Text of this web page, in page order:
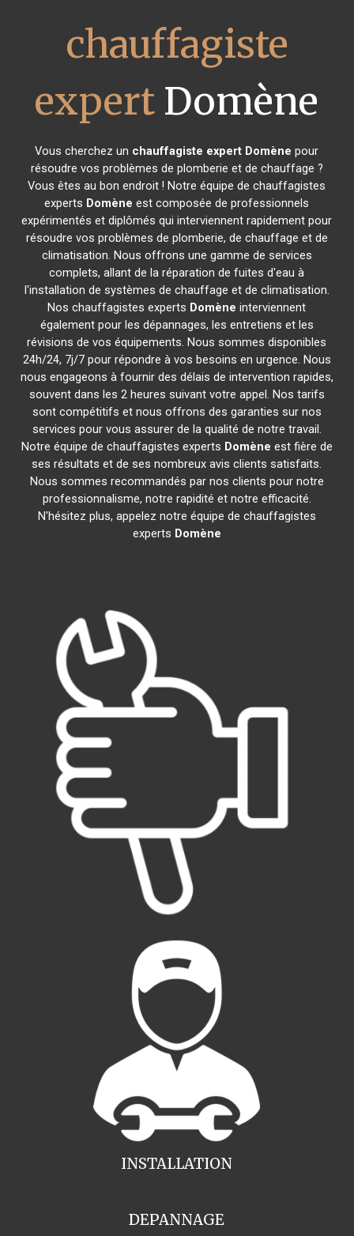
chauffagiste
expert Domène
Vous cherchez un chauffagiste expert Domène pour
résoudre vos problèmes de plomberie et de chauffage ?
Vous êtes au bon endroit ! Notre équipe de chauffagistes
experts Domène est composée de professionnels
expérimentés et diplômés qui interviennent rapidement pour
résoudre vos problèmes de plomberie, de chauffage et de
climatisation. Nous offrons une gamme de services
complets, allant de la réparation de fuites d'eau à
l'installation de systèmes de chauffage et de climatisation.
Nos chauffagistes experts Domène interviennent
également pour les dépannages, les entretiens et les
révisions de vos équipements. Nous sommes disponibles
24h/24, 7j/7 pour répondre à vos besoins en urgence. Nous
nous engageons à fournir des délais de intervention rapides,
souvent dans les 2 heures suivant votre appel. Nos tarifs
sont compétitifs et nous offrons des garanties sur nos
services pour vous assurer de la qualité de notre travail.
Notre équipe de chauffagistes experts Domène est fière de
ses résultats et de ses nombreux avis clients satisfaits.
Nous sommes recommandés par nos clients pour notre
professionnalisme, notre rapidité et notre efficacité.
N'hésitez plus, appelez notre équipe de chauffagistes
experts Domène
INSTALLATION
DEPANNAGE